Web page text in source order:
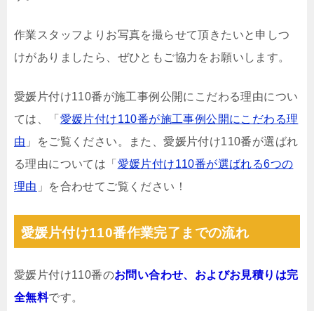
作業スタッフよりお写真を撮らせて頂きたいと申しつ
けがありましたら、ぜひともご協力をお願いします。
愛媛片付け110番が施工事例公開にこだわる理由につい
ては、「 愛媛片付け110番が施工事例公開にこだわる理
由 」をご覧ください。また、愛媛片付け110番が選ばれ
る理由については「 愛媛片付け110番が選ばれる6つの
理由 」を合わせてご覧ください！
愛媛片付け110番作業完了までの流れ
愛媛片付け110番のお問い合わせ、およびお見積りは完
全無料です。